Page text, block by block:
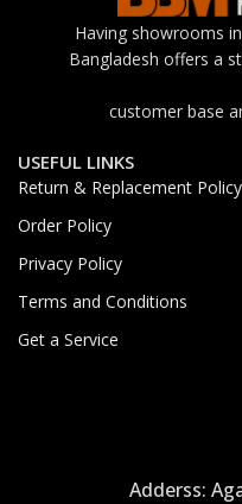
Having showrooms
Bangladesh offers a
customer base
USEFUL LINKS
Return & Replacement Policy
Order Policy
Privacy Policy
Terms and Conditions
Get a Service
Adderss: